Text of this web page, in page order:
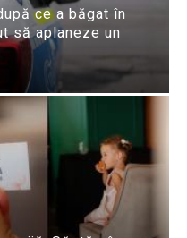
ce a băgat în
să aplaneze un